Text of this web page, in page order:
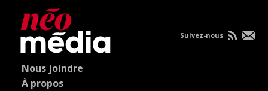
Nous joindre
À propos
Suivez-nous